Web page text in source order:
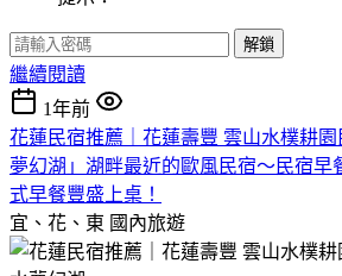
解鎖
繼續閱讀
1年前
花蓮民宿推薦｜花蓮壽豐 雲山水樸耕
夢幻湖」湖畔最近的歐風民宿～民宿早
式早餐豐盛上桌！
宜、花、東 國內旅遊